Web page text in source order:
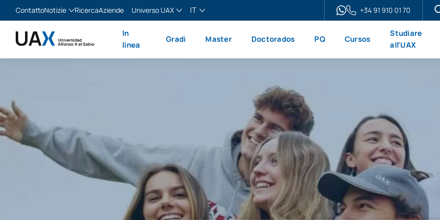
ContattoNotizie
Notizie
RicercaAziende
Universo UAX
XTART
IT
English
Español
+34 91 910 01 70
In
linea
Gradi Master Doctorados PQ Cursos
Studiare
all'UAX